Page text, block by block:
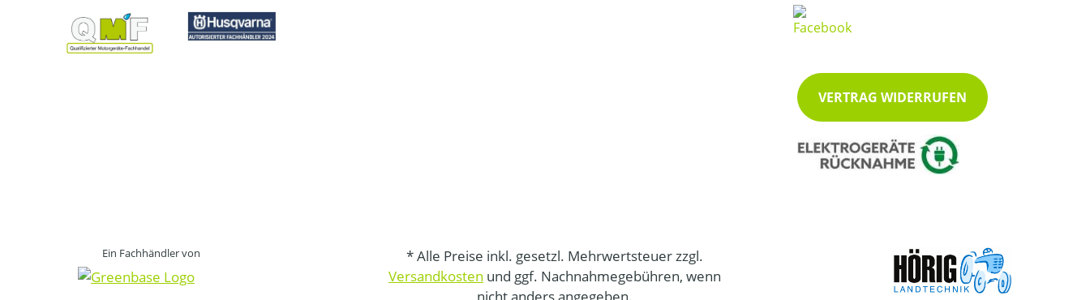
VERTRAG WIDERRUFEN
Ein Fachhändler von
* Alle Preise inkl. gesetzl. Mehrwertsteuer zzgl.
Versandkosten und ggf. Nachnahmegebühren, wenn